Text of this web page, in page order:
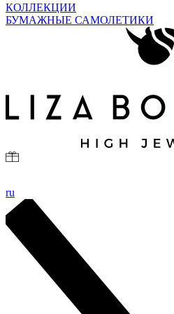
КОЛЛЕКЦИИ
БУМАЖНЫЕ САМОЛЕТИКИ
ru